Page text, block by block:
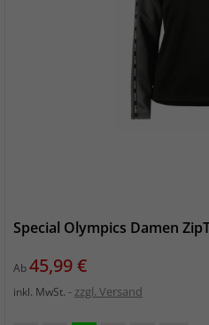
Special Olympics Damen
AbPreis
45,99 €
inkl. MwSt. zzgl. Versand